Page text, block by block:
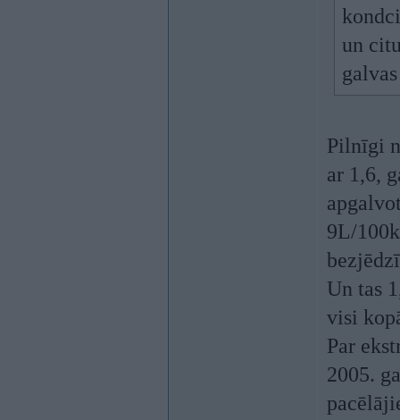
un
Pilnīgi
ar 1,6,
9L/
Un tas
visi
Par
2005.